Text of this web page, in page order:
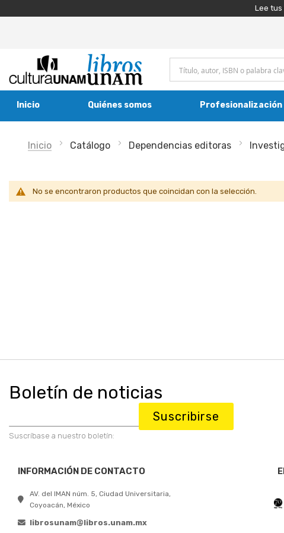
Lee tus
Inicio Quiénes somos Profesionalización
Inicio Catálogo Dependencias editoras
No se encontraron productos que coincidan con la selección.
Boletín de noticias
Suscríbase a nuestro boletín:
Suscribirse
INFORMACIÓN DE CONTACTO
AV. del IMAN núm. 5, Ciudad Universitaria,
Coyoacán, México
librosunam@libros.unam.mx